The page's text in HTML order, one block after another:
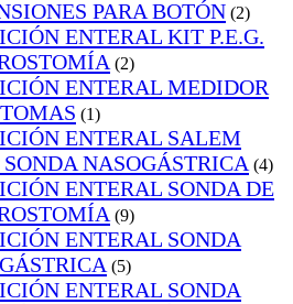
PARA BOTÓN (2)
ENTERAL KIT P.E.G.
(2)
ENTERAL MEDIDOR
(1)
ENTERAL SALEM
SONDA NASOGÁSTRICA (4)
ENTERAL SONDA DE
(9)
ENTERAL SONDA
(5)
ENTERAL SONDA